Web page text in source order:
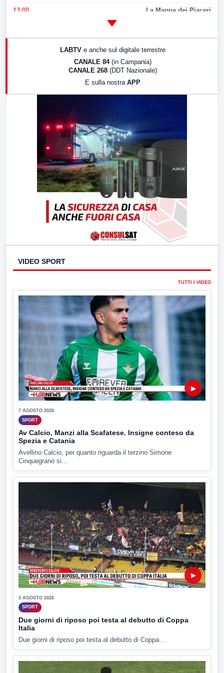
13:00 La Mappa dei Piaceri
LABTV e anche sul digitale terrestre
CANALE 84 (in Campania)
CANALE 268 (DDT Nazionale)
E sulla nostra APP
VIDEO SPORT
TUTTI I VIDEO
▶
7 AGOSTO 2026
SPORT
Av Calcio, Manzi alla Scafatese. Insigne conteso da
Spezia e Catania
Avellino Calcio, per quanto riguarda il terzino Simone
Cinquegrano si...
▶
3 AGOSTO 2026
SPORT
Due giorni di riposo poi testa al debutto di Coppa
Italia
Due giorni di riposo poi testa al debutto di Coppa...